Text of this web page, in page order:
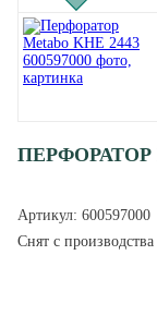
ПЕРФОРАТОР
Артикул: 600597000
Снят с производства